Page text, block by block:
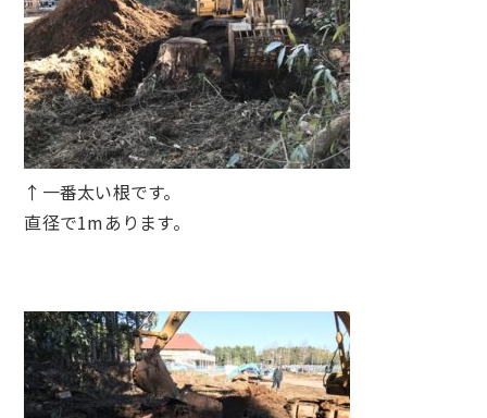
↑一番太い根です。
直径で1mあります。